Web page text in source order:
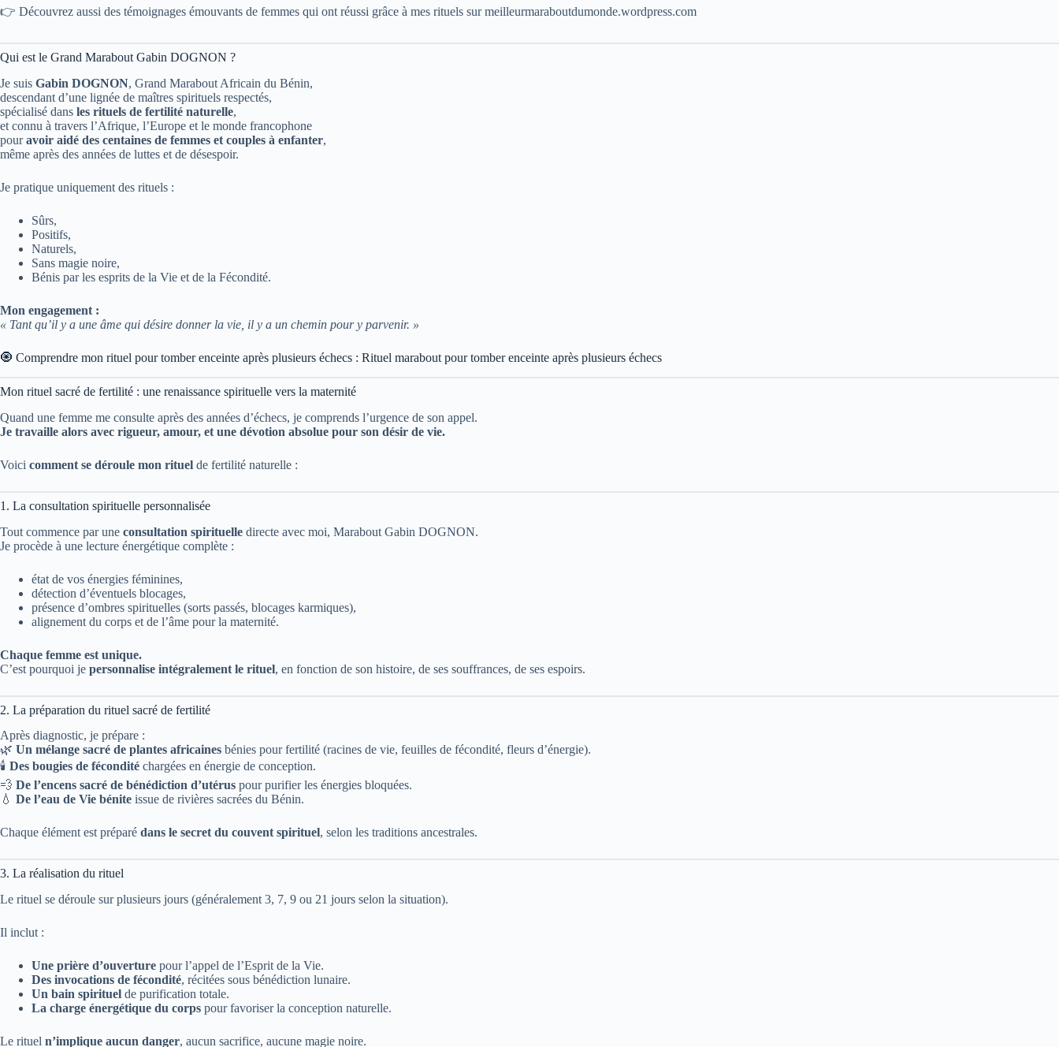
👉 Découvrez aussi des témoignages émouvants de femmes qui ont réussi grâce à mes rituels surmeilleurmaraboutdumonde.wordpress.com
Qui est le Grand Marabout Gabin DOGNON ?
Je suis Gabin DOGNON, Grand Marabout Africain du Bénin,
descendant d’une lignée de maîtres spirituels respectés,
spécialisé dans les rituels de fertilité naturelle,
et connu à travers l’Afrique, l’Europe et le monde francophone
pouravoir aidé des centaines de femmes et couples à enfanter,
même après des années de luttes et de désespoir.
Je pratique uniquement des rituels :
Sûrs,
Positifs,
Naturels,
Sans magie noire,
Bénis par les esprits de la Vie et de la Fécondité.
Mon engagement :
« Tant qu’il y a une âme qui désire donner la vie, il y a un chemin pour y parvenir. »
🧿 Comprendre mon rituel pour tomber enceinte après plusieurs échecs : Rituel marabout pour tomber enceinte après plusieurs échecs
Mon rituel sacré de fertilité : une renaissance spirituelle vers la maternité
Quand une femme me consulte après des années d’échecs, je comprends l’urgence de son appel.
Je travaille alors avec rigueur, amour, et une dévotion absolue pour son désir de vie.
Voici comment se déroule mon rituel de fertilité naturelle :
1. La consultation spirituelle personnalisée
Tout commence par une consultation spirituelle directe avec moi, Marabout Gabin DOGNON.
Je procède à une lecture énergétique complète :
état de vos énergies féminines,
détection d’éventuels blocages,
présence d’ombres spirituelles (sorts passés, blocages karmiques),
alignement du corps et de l’âme pour la maternité.
Chaque femme est unique.
C’est pourquoi je personnalise intégralement le rituel, en fonction de son histoire, de ses souffrances, de ses espoirs.
2. La préparation du rituel sacré de fertilité
Après diagnostic, je prépare :
🌿 Un mélange sacré de plantes africaines bénies pour fertilité (racines de vie, feuilles de fécondité, fleurs d’énergie).
🕯️ Des bougies de fécondité chargées en énergie de conception.
💨 De l’encens sacré de bénédiction d’utérus pour purifier les énergies bloquées.
💧 De l’eau de Vie bénite issue de rivières sacrées du Bénin.
Chaque élément est préparé dans le secret du couvent spirituel, selon les traditions ancestrales.
3. La réalisation du rituel
Le rituel se déroule sur plusieurs jours (généralement 3, 7, 9 ou 21 jours selon la situation).
Il inclut :
Une prière d’ouverture pour l’appel de l’Esprit de la Vie.
Des invocations de fécondité, récitées sous bénédiction lunaire.
Un bain spirituel de purification totale.
La charge énergétique du corps pour favoriser la conception naturelle.
Le rituel n’implique aucun danger, aucun sacrifice, aucune magie noire.